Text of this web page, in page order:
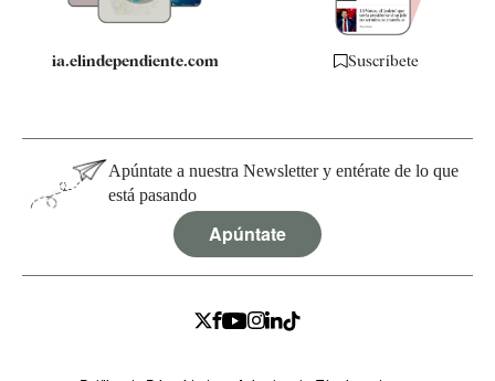
ia.elindependiente.com Suscríbete
Apúntate a nuestra Newsletter y entérate de lo que
está pasando
Apúntate